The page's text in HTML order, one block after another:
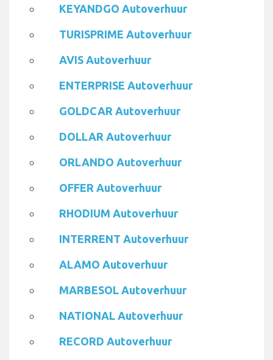
KEYANDGO Autoverhuur
TURISPRIME Autoverhuur
AVIS Autoverhuur
ENTERPRISE Autoverhuur
GOLDCAR Autoverhuur
DOLLAR Autoverhuur
ORLANDO Autoverhuur
OFFER Autoverhuur
RHODIUM Autoverhuur
INTERRENT Autoverhuur
ALAMO Autoverhuur
MARBESOL Autoverhuur
NATIONAL Autoverhuur
RECORD Autoverhuur